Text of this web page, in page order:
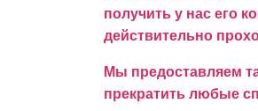
получить у нас его
действительно
Мы предоставляем
прекратить любые